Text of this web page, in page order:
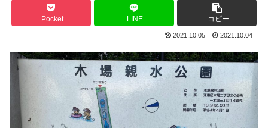
Pocket LINE コピー
2021.10.05 2021.10.04